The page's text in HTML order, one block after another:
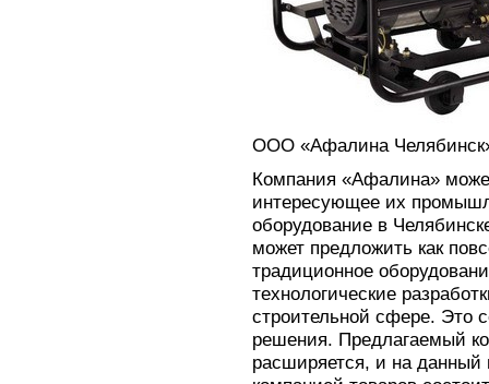
ООО «Афалина
Компания «Афалина»
интересующее их
оборудование в
может предложить как
традиционное
технологические
строительной сфере. Это
решения. Предлагаемый
расширяется, и на данный